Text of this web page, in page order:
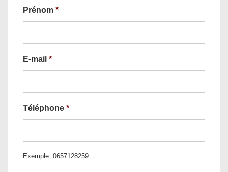
Prénom *
E-mail *
Téléphone *
Exemple: 0657128259